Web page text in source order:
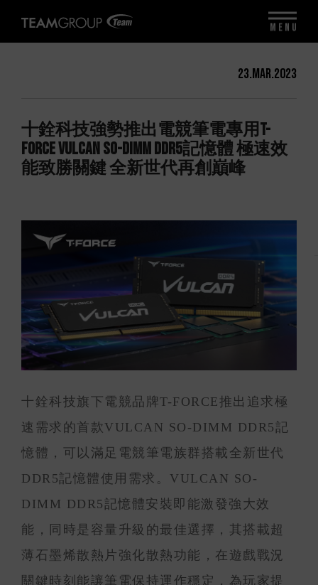
23.Mar.2023
十銓科技強勢推出電競筆電專用T-
FORCE VULCAN SO-DIMM DDR5記憶體 極速效
能致勝關鍵 全新世代再創巔峰
十銓科技旗下電競品牌T-FORCE推出追求極
速需求的首款VULCAN SO-DIMM DDR5記
憶體，可以滿足電競筆電族群搭載全新世代
DDR5記憶體使用需求。VULCAN SO-
DIMM DDR5記憶體安裝即能激發強大效
能，同時是容量升級的最佳選擇，其搭載超
薄石墨烯散熱片強化散熱功能，在遊戲戰況
關鍵時刻能讓筆電保持運作穩定，為玩家提
MENU